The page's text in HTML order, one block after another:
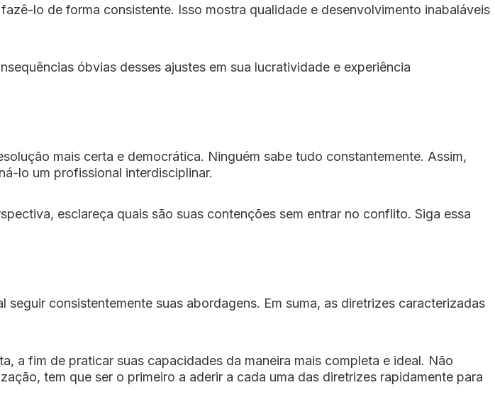
lo de forma consistente. Isso mostra qualidade e desenvolvimento inabaláveis
óbvias desses ajustes em sua lucratividade e experiência
mais certa e democrática. Ninguém sabe tudo constantemente. Assim,
lo um profissional interdisciplinar.
esclareça quais são suas contenções sem entrar no conflito. Siga essa
consistentemente suas abordagens. Em suma, as diretrizes caracterizadas
a fim de praticar suas capacidades da maneira mais completa e ideal. Não
tem que ser o primeiro a aderir a cada uma das diretrizes rapidamente para